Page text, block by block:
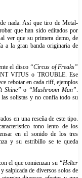
nada. Así que tiro de Metal-
que han sido editados por
ver que su primera demo, de
a la gran banda originaria de
el disco “Circus of Freaks”
VITUS o TROUBLE. Ese
rebotar en cada riff, ejemplos
Shine” o “Mushroom Man”.
las solistas y no confía todo su
en una reseña de este tipo.
tono lento de los
en el sonido de los tres
y su estribillo se te queda
el que comienzan su “Helter
salpicada de diversos solos de